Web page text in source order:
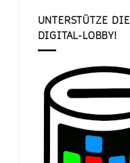
UNTERSTÜTZE DIE
DIGITAL-LOBBY!